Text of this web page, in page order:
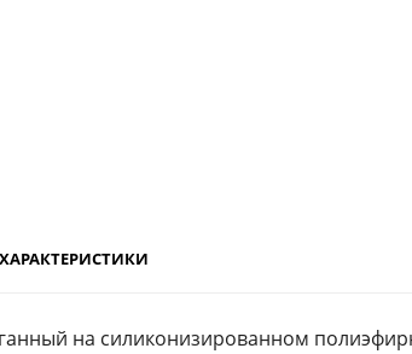
ХАРАКТЕРИСТИКИ
на силиконизированном